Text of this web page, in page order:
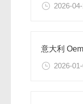
2026-
2026-